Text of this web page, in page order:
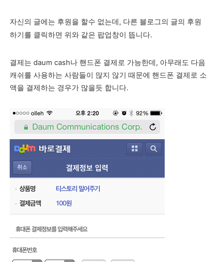
자신의 글에는 후원을 할수 없는데, 다른 블로그의 글의 후원
하기를 클릭하면 위와 같은 팝업창이 뜹니다.
결제는 daum cash나 핸드폰 결제로 가능한데, 아무래도 다음
캐쉬를 사용하는 사람들이 많지 않기 때문에 핸드폰 결제로 소
액을 결제하는 경우가 많을듯 합니다.